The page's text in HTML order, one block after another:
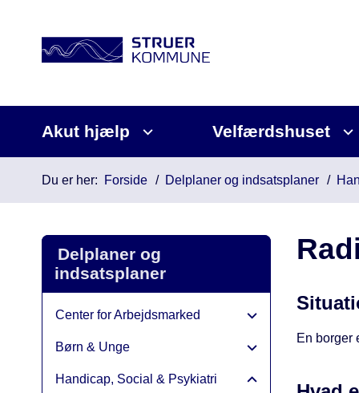
Akut hjælp Velfærdshuset
Du er her: Forside Delplaner og indsatsplaner
Delplaner og
indsatsplaner
Center for Arbejdsmarked
Børn & Unge
Handicap, Social & Psykiatri
En borger